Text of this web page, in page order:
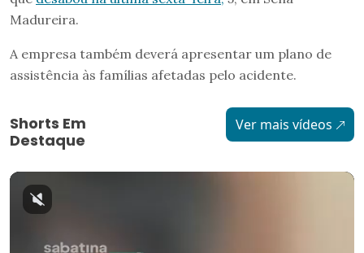
Madureira.
A empresa também deverá apresentar um plano de
assistência às famílias afetadas pelo acidente.
Shorts Em
Destaque
Ver mais vídeos